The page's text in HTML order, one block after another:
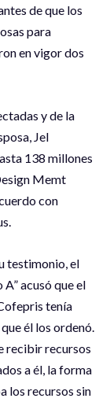
de que los
para
en vigor dos
y de la
Jel
138 millones
Memt
con
testimonio, el
acusó que el
tenía
él los ordenó.
recibir recursos
a él, la forma
los recursos sin